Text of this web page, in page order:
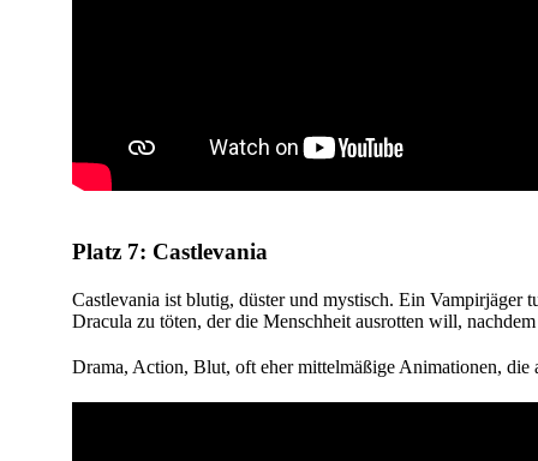
Platz 7: Castlevania
Castlevania ist blutig, düster und mystisch. Ein
Dracula zu töten, der die Menschheit ausrotten will,
Drama, Action, Blut, oft eher mittelmäßige Animationen, die